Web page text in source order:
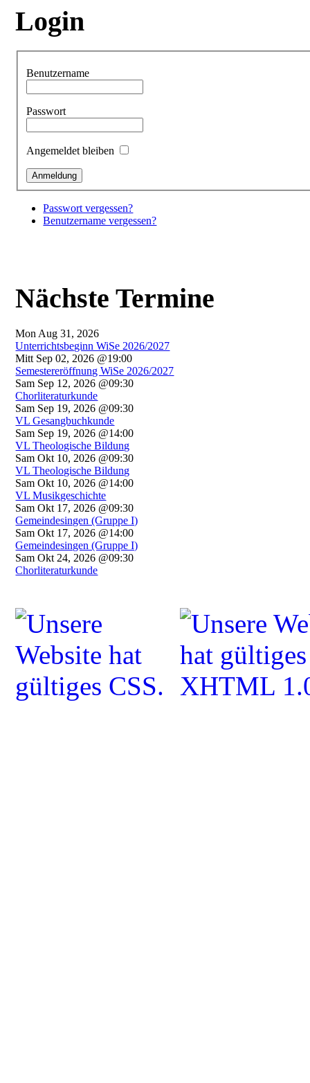
Login
Benutzername
Passwort
Angemeldet bleiben
Passwort vergessen?
Benutzername vergessen?
Nächste Termine
Mon Aug 31, 2026
Unterrichtsbeginn WiSe 2026/2027
Mitt Sep 02, 2026 @19:00
Semestereröffnung WiSe 2026/2027
Sam Sep 12, 2026 @09:30
Chorliteraturkunde
Sam Sep 19, 2026 @09:30
VL Gesangbuchkunde
Sam Sep 19, 2026 @14:00
VL Theologische Bildung
Sam Okt 10, 2026 @09:30
VL Theologische Bildung
Sam Okt 10, 2026 @14:00
VL Musikgeschichte
Sam Okt 17, 2026 @09:30
Gemeindesingen (Gruppe I)
Sam Okt 17, 2026 @14:00
Gemeindesingen (Gruppe I)
Sam Okt 24, 2026 @09:30
Chorliteraturkunde